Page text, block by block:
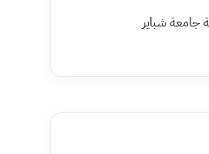
جامعة شباير